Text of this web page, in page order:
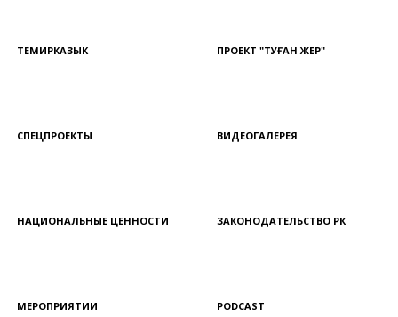
ТЕМИРКАЗЫК ПРОЕКТ "ТУҒАН ЖЕР"
СПЕЦПРОЕКТЫ ВИДЕОГАЛЕРЕЯ
НАЦИОНАЛЬНЫЕ ЦЕННОСТИ ЗАКОНОДАТЕЛЬСТВО РК
МЕРОПРИЯТИИ PODCAST